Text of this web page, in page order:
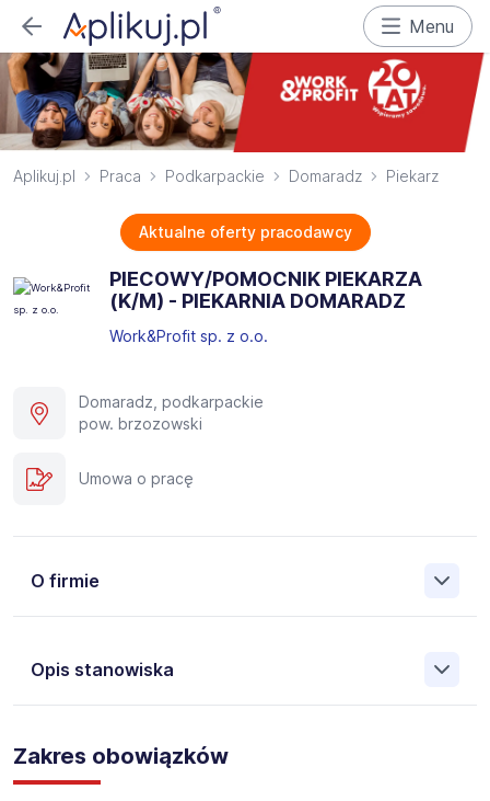
Menu
Aplikuj.pl Praca Podkarpackie Domaradz Piekarz
Aktualne oferty pracodawcy
PIECOWY/POMOCNIK PIEKARZA
(K/M) - PIEKARNIA DOMARADZ
Work&Profit sp. z o.o.
Domaradz, podkarpackie
pow. brzozowski
Umowa o pracę
O firmie
Opis stanowiska
Pośrednictwa Pracy i Doradztwa Personalnego Work &
Profit jest obecnie jedną z największych niezależnych
polskich agencji zatrudnienia. W ciągu wielu lat naszej
Zakres obowiązków